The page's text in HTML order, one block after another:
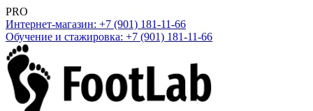
PRO
Интернет-магазин: +7 (901) 181-11-66
Обучение и стажировка: +7 (901) 181-11-66